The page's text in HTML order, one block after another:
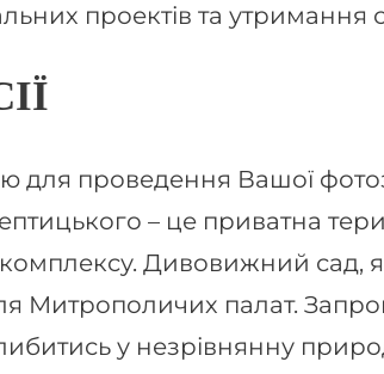
проектів та утримання
для проведення Вашої
– це приватна
Дивовижний сад,
Митрополичих палат.
у незрівнянну